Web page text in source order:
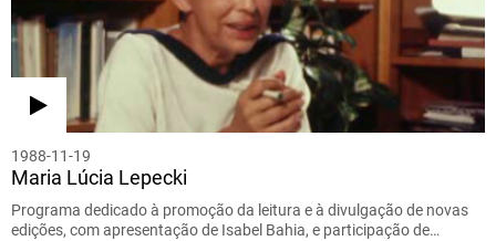
1988-11-19
Maria Lúcia Lepecki
Programa dedicado à promoção da leitura e à divulgação de novas
edições, com apresentação de Isabel Bahia, e participação de…